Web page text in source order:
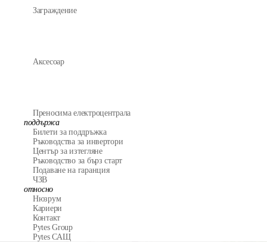
Заграждение
Аксесоар
Преносима електроцентрала
поддържа
Билети за поддръжка
Ръководства за инвертори
Център за изтегляне
Ръководство за бърз старт
Подаване на гаранция
ЧЗВ
относно
Нюзрум
Кариери
Контакт
Pytes Group
Pytes САЩ